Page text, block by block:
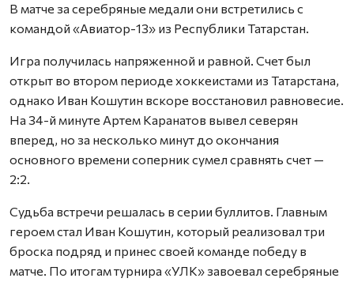
В матче за серебряные медали они встретились с
командой «Авиатор-13» из Республики Татарстан.
Игра получилась напряженной и равной. Счет был
открыт во втором периоде хоккеистами из Татарстана,
однако Иван Кошутин вскоре восстановил равновесие.
На 34-й минуте Артем Каранатов вывел северян
вперед, но за несколько минут до окончания
основного времени соперник сумел сравнять счет —
2:2.
Судьба встречи решалась в серии буллитов. Главным
героем стал Иван Кошутин, который реализовал три
броска подряд и принес своей команде победу в
матче. По итогам турнира «УЛК» завоевал серебряные